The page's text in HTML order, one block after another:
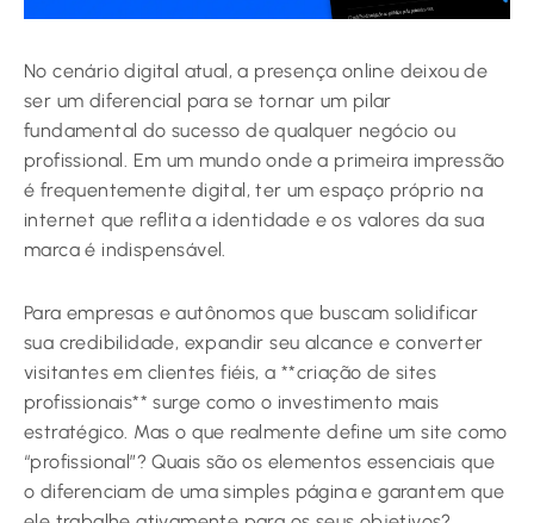
No cenário digital atual, a presença online deixou de
ser um diferencial para se tornar um pilar
fundamental do sucesso de qualquer negócio ou
profissional. Em um mundo onde a primeira impressão
é frequentemente digital, ter um espaço próprio na
internet que reflita a identidade e os valores da sua
marca é indispensável.
Para empresas e autônomos que buscam solidificar
sua credibilidade, expandir seu alcance e converter
visitantes em clientes fiéis, a **criação de sites
profissionais** surge como o investimento mais
estratégico. Mas o que realmente define um site como
“profissional”? Quais são os elementos essenciais que
o diferenciam de uma simples página e garantem que